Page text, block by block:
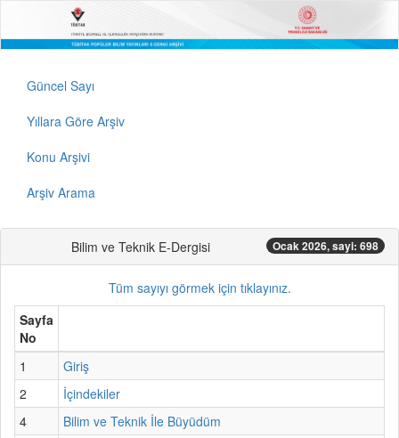
Güncel Sayı
Yıllara Göre Arşiv
Konu Arşivi
Arşiv Arama
Bilim ve Teknik E-Dergisi Ocak 2026, sayi: 698
Tüm sayıyı görmek için tıklayınız.
Sayfa
No
1
Giriş
2
İçindekiler
4
Bilim ve Teknik İle Büyüdüm